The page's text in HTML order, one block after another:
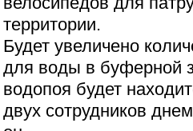
территории.
Будет увеличено
для воды в буферной
водопоя будет
двух сотрудников